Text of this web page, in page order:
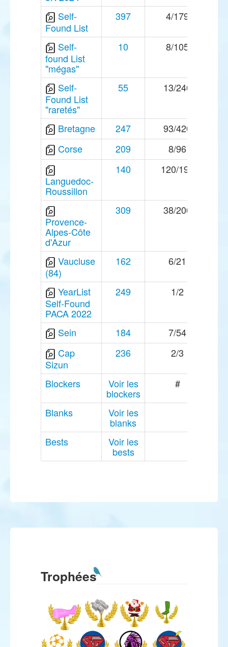
Self-
Found List
397 4/179
Self-
found List
"mégas"
10 8/105
Self-
Found List
"raretés"
55 13/240
Bretagne 247
93/420
Corse
209 8/96
Languedoc-
Roussillon
140 120/196
Provence-
Alpes-Côte
d'Azur
309 38/200
Vaucluse
(84)
162 6/21
YearList
Self-Found
PACA 2022
249 1/2
Sein 184
7/54
Cap
Sizun
236 2/3
Blockers Voir les
blockers
#
Blanks Voir les
blanks
Bests
Voir les
bests
Trophées